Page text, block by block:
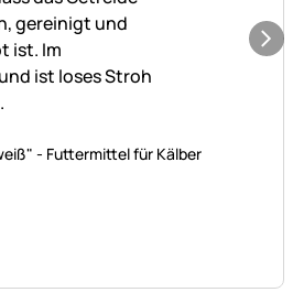
- Futtermittel für Kälber